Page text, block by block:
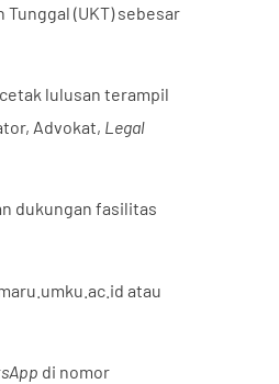
(UKT) sebesar
lulusan terampil
Advokat, Legal
dukungan fasilitas
atau
di nomor